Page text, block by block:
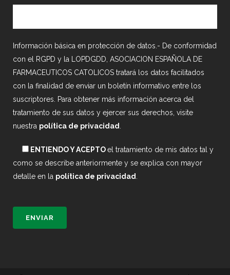
Información básica en protección de datos.- De conformidad
con el RGPD y la LOPDGDD, ASOCIACION ESPAÑOLA DE
FARMACEUTICOS CATOLICOS tratará los datos facilitados
con la finalidad de enviar un boletín informativo entre los
suscriptores. Para obtener más información acerca del
tratamiento de sus datos y ejercer sus derechos, visite
nuestra política de privacidad
ENTIENDO Y ACEPTOel tratamiento de mis datos tal y
como se describe anteriormente y se explica con mayor
detalle en la política de privacidad